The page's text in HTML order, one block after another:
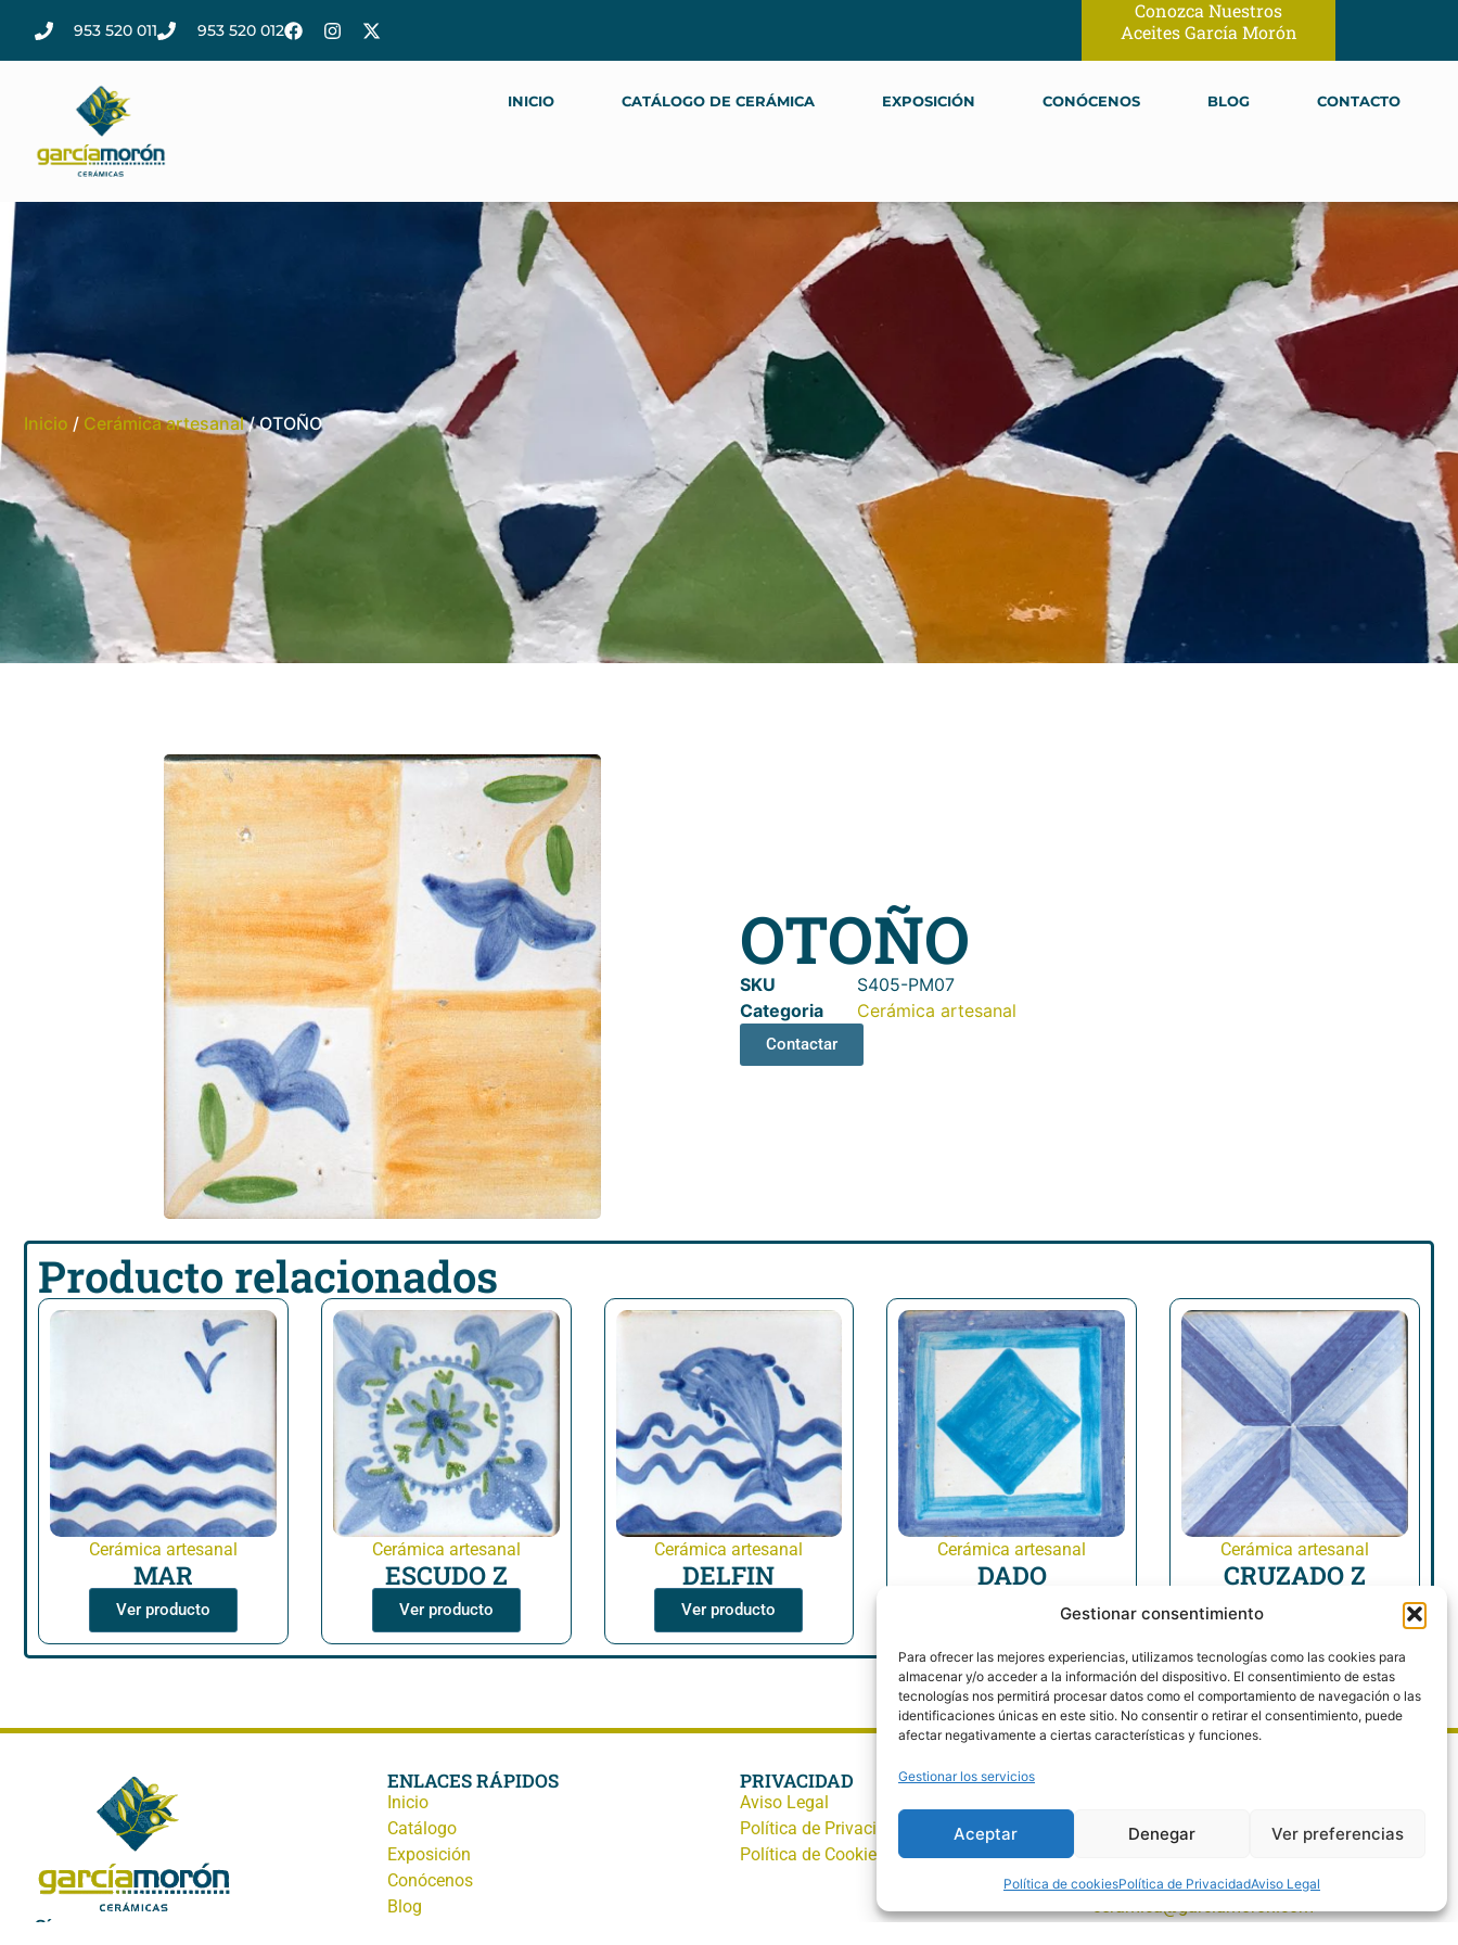
Gestionar consentimiento
Para ofrecer las mejores experiencias, utilizamos tecnologías como las cookies para
almacenar y/o acceder a la información del dispositivo. El consentimiento de estas
tecnologías nos permitirá procesar datos como el comportamiento de navegación o las
identificaciones únicas en este sitio. No consentir o retirar el consentimiento, puede
afectar negativamente a ciertas características y funciones.
Gestionar los servicios
Aceptar Denegar Ver preferencias
Política de cookiesPolítica de PrivacidadAviso Legal
953 520 011 953 520 012
Conozca Nuestros
Aceites García Morón
INICIO CATÁLOGO DE CERÁMICA EXPOSICIÓN CONÓCENOS BLOG CONTACTO
Inicio / Cerámica artesanal/ OTOÑO
OTOÑO
SKU
S405-PM07
Categoria
Cerámica artesanal
Contactar
Producto relacionados
Cerámica artesanal
MAR
Ver producto
Cerámica artesanal
ESCUDO Z
Ver producto
Cerámica artesanal
DELFIN
Ver producto
Cerámica artesanal
DADO
Cerámica artesanal
CRUZADO Z
Ver producto
Síguenos
ENLACES RÁPIDOS
Inicio
Catálogo
Exposición
Conócenos
Blog
PRIVACIDAD
Aviso Legal
Política de Privacidad
Política de Cookies
Arjonilla (JAÉN)
953 520 012